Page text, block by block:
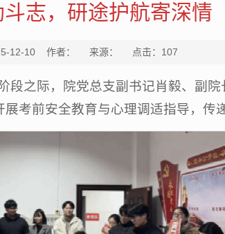
斗志，研途护航寄深情
12-10 作者： 来源： 点击： 107
之际，院党总支副书记肖毅、副
考前安全教育与心理调适指导，传